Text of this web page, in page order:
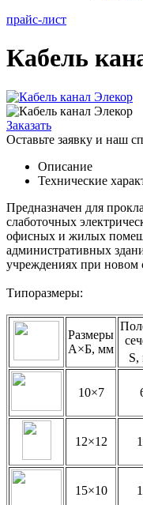
прайс-лист
Кабель
Заказать
Оставьте заявку и наш
Описание
Технические
Предназначен для
слаботочных
офисных и жилых
административных
учреждениях при новом
Типоразмеры:
Размеры
А×Б, мм
10×7
12×12
15×10